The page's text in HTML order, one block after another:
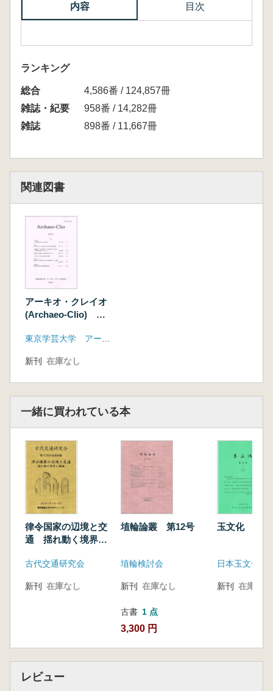
内容 目次
ランキング
総合
4,586番 / 124,857冊
雑誌・紀要
958番 / 14,282冊
雑誌
898番 / 11,667冊
関連図書
アーキオ・クレイオ
(Archaeo-Clio) 第
東京学芸大学 アーキオ・クレイオ刊行会
新刊 在庫なし
一緒に買われている本
律令国家の辺境と交
通 揺れ動く境界と
古代交通研究会
新刊 在庫なし
埴輪論叢 第12号
埴輪検討会
新刊 在庫なし
古書 1 点
3,300 円
玉文化 第
日本玉文化研
新刊 在庫なし
レビュー